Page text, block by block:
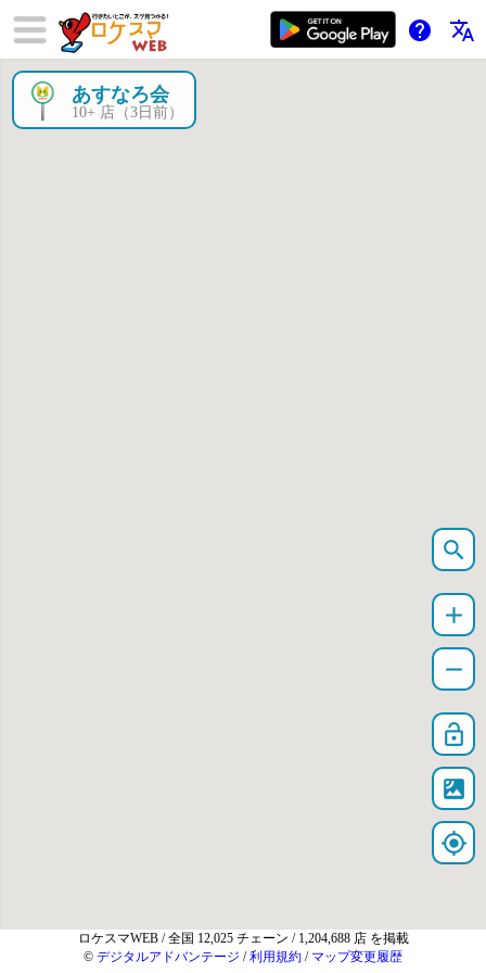
help translate
あすなろ会
10+ 店（3日前）
search
add
remove
lock_open
satellite
my_location
ロケスマWEB / 全国 12,025 チェーン / 1,204,688 店 を掲載
© デジタルアドバンテージ /利用規約 / マップ変更履歴